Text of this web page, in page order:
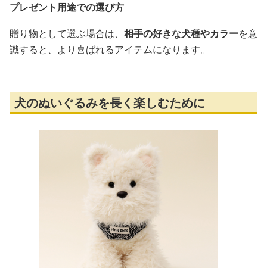
プレゼント用途での選び方
贈り物として選ぶ場合は、 相手の好きな犬種やカラーを意
識すると、より喜ばれるアイテムになります。
犬のぬいぐるみを長く楽しむために